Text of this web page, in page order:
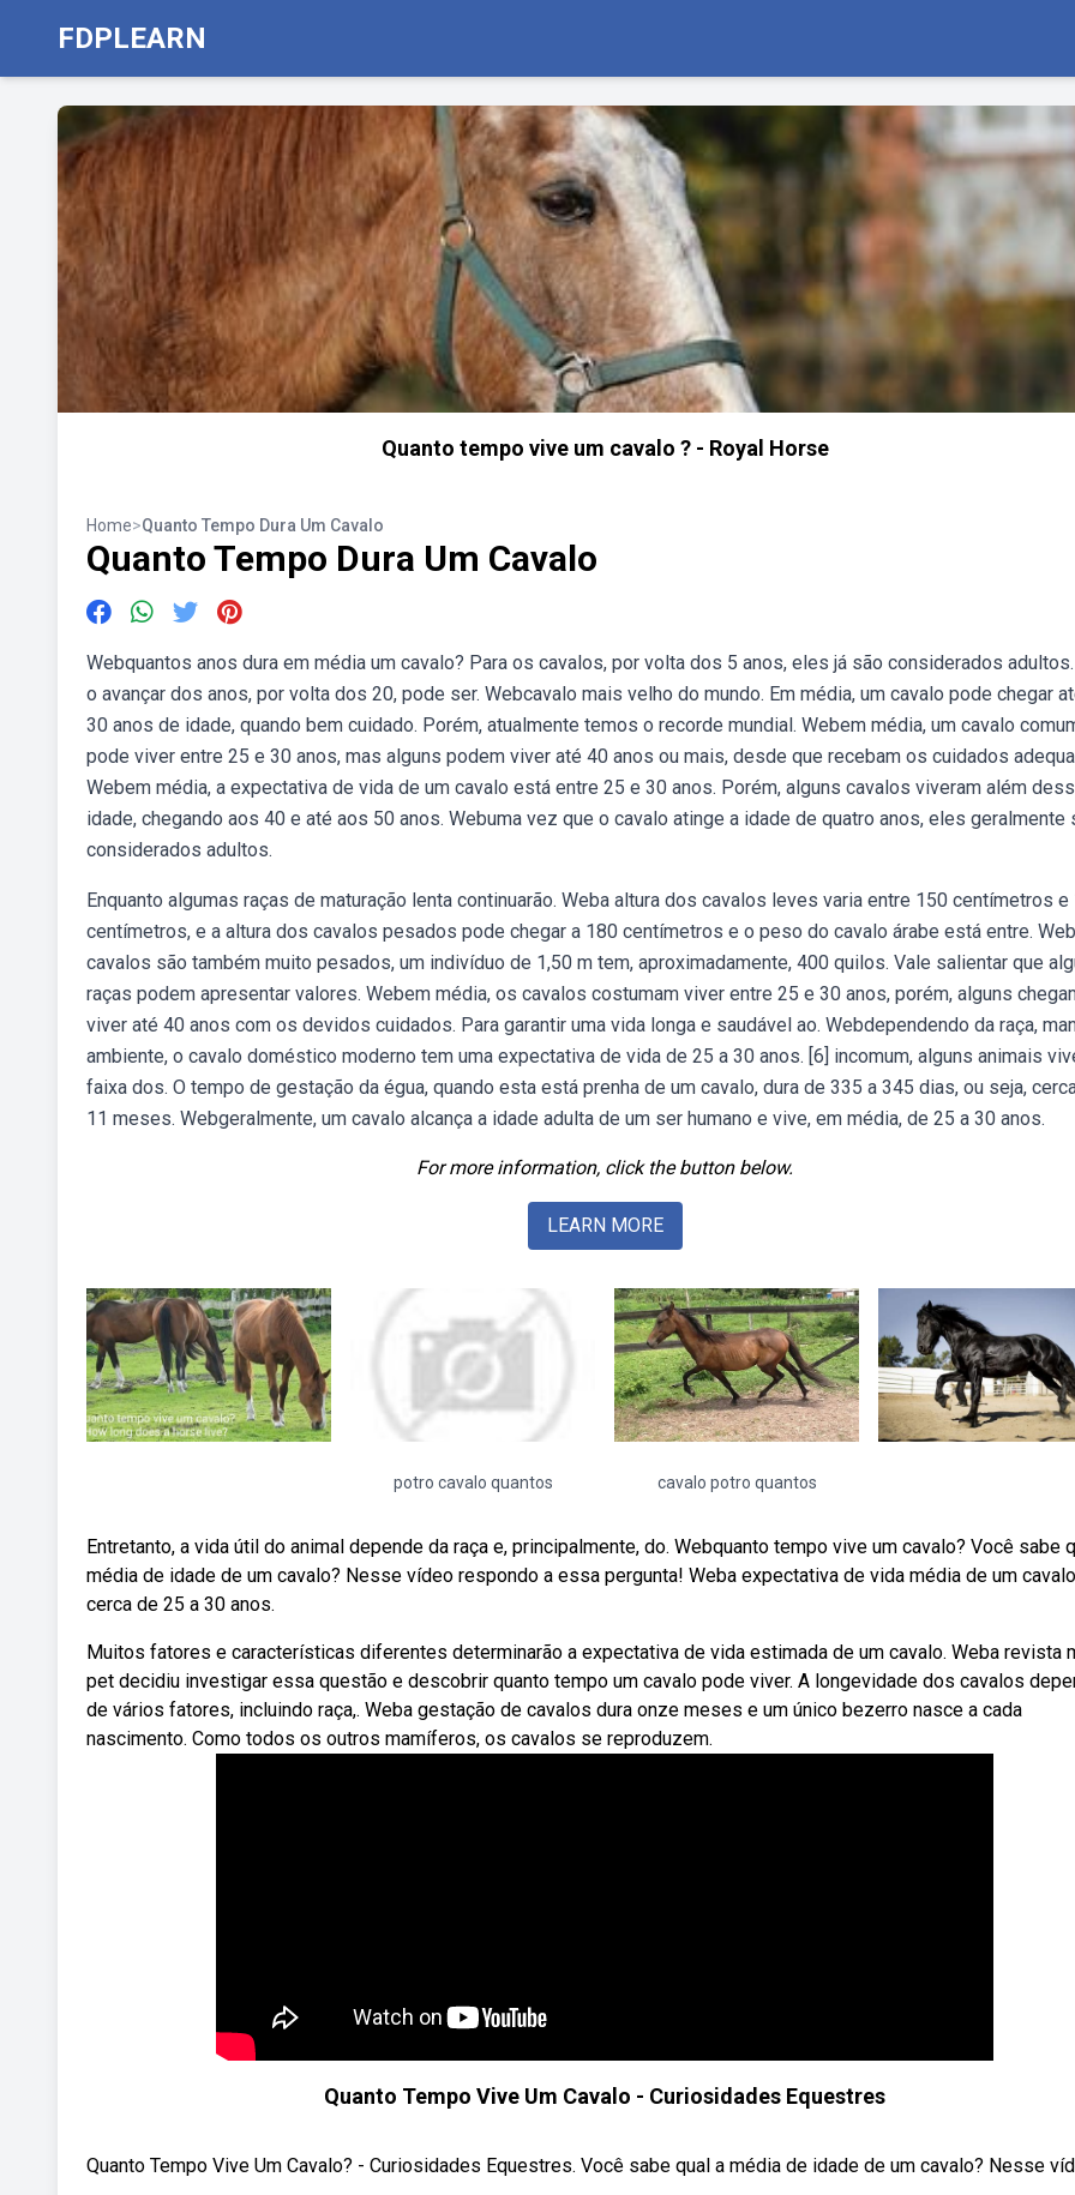
FDPLEARN
Quanto tempo vive um cavalo ? - Royal Horse
Home>Quanto Tempo Dura Um Cavalo
Quanto Tempo Dura Um Cavalo
Webquantos anos dura em média um cavalo? Para os cavalos, por volta dos 5 anos, eles já são considerados
o avançar dos anos, por volta dos 20, pode ser. Webcavalo mais velho do mundo. Em média, um cavalo pode chegar
30 anos de idade, quando bem cuidado. Porém, atualmente temos o recorde mundial. Webem média, um cavalo
pode viver entre 25 e 30 anos, mas alguns podem viver até 40 anos ou mais, desde que recebam os cuidados
Webem média, a expectativa de vida de um cavalo está entre 25 e 30 anos. Porém, alguns cavalos viveram além
idade, chegando aos 40 e até aos 50 anos. Webuma vez que o cavalo atinge a idade de quatro anos, eles geralmente
considerados adultos.
Enquanto algumas raças de maturação lenta continuarão. Weba altura dos cavalos leves varia entre 150 centímetros e
centímetros, e a altura dos cavalos pesados pode chegar a 180 centímetros e o peso do cavalo árabe está entre.
cavalos são também muito pesados, um indivíduo de 1,50 m tem, aproximadamente, 400 quilos. Vale salientar que
raças podem apresentar valores. Webem média, os cavalos costumam viver entre 25 e 30 anos, porém, alguns
viver até 40 anos com os devidos cuidados. Para garantir uma vida longa e saudável ao. Webdependendo da raça,
ambiente, o cavalo doméstico moderno tem uma expectativa de vida de 25 a 30 anos. [6] incomum, alguns animais
faixa dos. O tempo de gestação da égua, quando esta está prenha de um cavalo, dura de 335 a 345 dias, ou seja,
11 meses. Webgeralmente, um cavalo alcança a idade adulta de um ser humano e vive, em média, de 25 a 30 anos.
For more information, click the button below.
LEARN MORE
potro cavalo quantos cavalo potro quantos
Entretanto, a vida útil do animal depende da raça e, principalmente, do. Webquanto tempo vive um cavalo? Você sabe
média de idade de um cavalo? Nesse vídeo respondo a essa pergunta! Weba expectativa de vida média de um
cerca de 25 a 30 anos.
Muitos fatores e características diferentes determinarão a expectativa de vida estimada de um cavalo. Weba revista
pet decidiu investigar essa questão e descobrir quanto tempo um cavalo pode viver. A longevidade dos cavalos
de vários fatores, incluindo raça,. Weba gestação de cavalos dura onze meses e um único bezerro nasce a cada
nascimento. Como todos os outros mamíferos, os cavalos se reproduzem.
Quanto Tempo Vive Um Cavalo - Curiosidades Equestres
Quanto Tempo Vive Um Cavalo? - Curiosidades Equestres. Você sabe qual a média de idade de um cavalo? Nesse